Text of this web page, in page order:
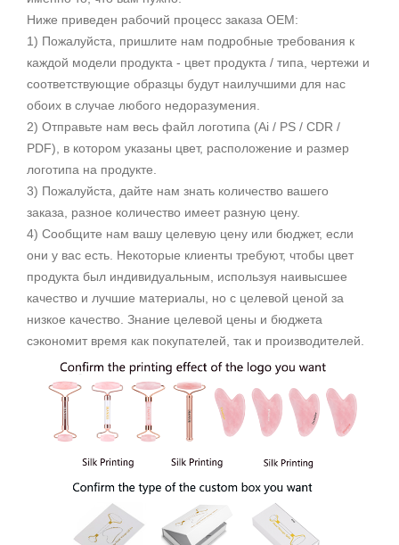
Ниже приведен рабочий процесс заказа OEM:
1) Пожалуйста, пришлите нам подробные требования к
каждой модели продукта - цвет продукта / типа, чертежи и
соответствующие образцы будут наилучшими для нас
обоих в случае любого недоразумения.
2) Отправьте нам весь файл логотипа (Ai / PS / CDR /
PDF), в котором указаны цвет, расположение и размер
логотипа на продукте.
3) Пожалуйста, дайте нам знать количество вашего
заказа, разное количество имеет разную цену.
4) Сообщите нам вашу целевую цену или бюджет, если
они у вас есть. Некоторые клиенты требуют, чтобы цвет
продукта был индивидуальным, используя наивысшее
качество и лучшие материалы, но с целевой ценой за
низкое качество. Знание целевой цены и бюджета
сэкономит время как покупателей, так и производителей.